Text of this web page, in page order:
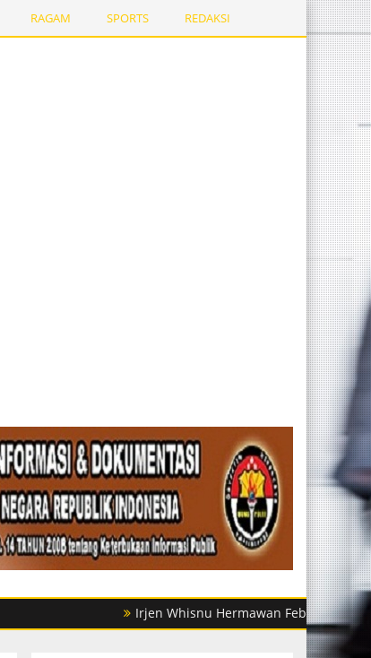
RAGAM SPORTS REDAKSI
Irjen Whisnu Hermawan Februanto Mutasi